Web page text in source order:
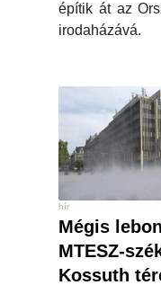
építik át az
irodaházává.
hír
Mégis
MTESZ-
Kossuth